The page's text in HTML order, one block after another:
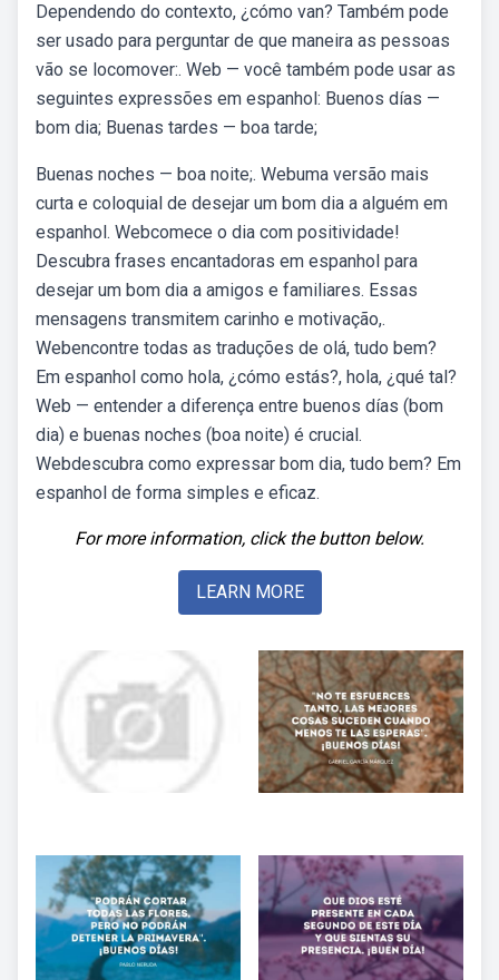
Dependendo do contexto, ¿cómo van? Também pode
ser usado para perguntar de que maneira as pessoas
vão se locomover:. Web — você também pode usar as
seguintes expressões em espanhol: Buenos días —
bom dia; Buenas tardes — boa tarde;
Buenas noches — boa noite;. Webuma versão mais
curta e coloquial de desejar um bom dia a alguém em
espanhol. Webcomece o dia com positividade!
Descubra frases encantadoras em espanhol para
desejar um bom dia a amigos e familiares. Essas
mensagens transmitem carinho e motivação,.
Webencontre todas as traduções de olá, tudo bem?
Em espanhol como hola, ¿cómo estás?, hola, ¿qué tal?
Web — entender a diferença entre buenos días (bom
dia) e buenas noches (boa noite) é crucial.
Webdescubra como expressar bom dia, tudo bem? Em
espanhol de forma simples e eficaz.
For more information, click the button below.
LEARN MORE